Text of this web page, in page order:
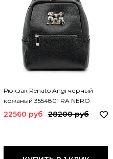
Рюкзак Renato Angi черный
кожаный 3554801 RA NERO
22560 руб 28200 руб